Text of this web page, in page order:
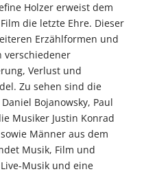
Holzer erweist dem
die letzte Ehre. Dieser
Erzählformen und
verschiedener
Verlust und
Zu sehen sind die
Bojanowsky, Paul
Musiker Justin Konrad
Männer aus dem
Musik, Film und
Musik und eine